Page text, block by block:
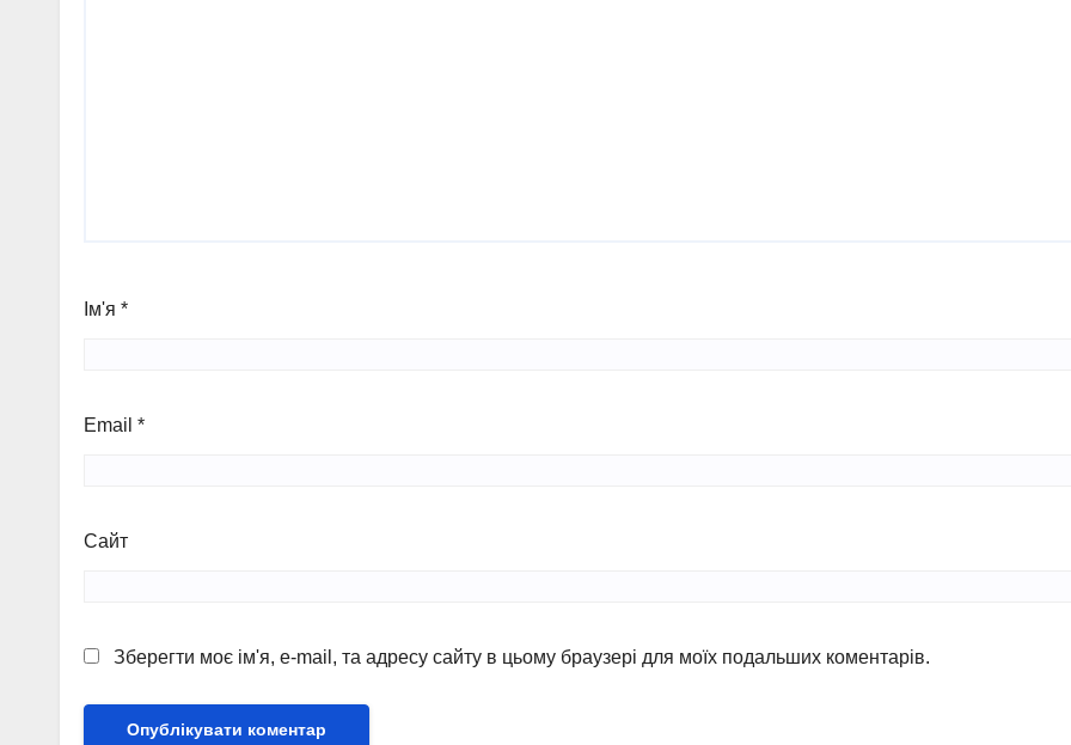
Ім'я *
Email *
Сайт
Зберегти моє ім'я, e-mail, та адресу сайту в цьому браузері для моїх подальших коментарів.